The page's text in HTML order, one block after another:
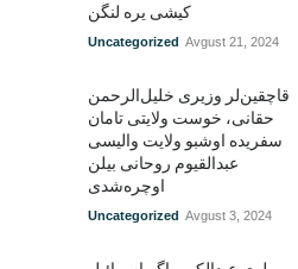
کیشی یره لنگن
Uncategorized Avgust 21, 2024
قاچقین‌لر وزیری خلیل‌الرحمن
حقانی، خوست ولایتی تامان
سفریده اوشبو ولایت والیسی
عبدالقیوم روحانی بیلن
اوچره‌شدی
Uncategorized Avgust 3, 2024